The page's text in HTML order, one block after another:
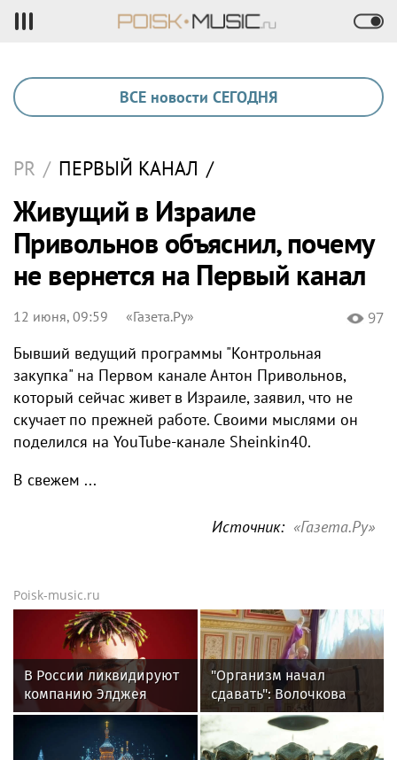
ВСЕ новости СЕГОДНЯ
PR / ПЕРВЫЙ КАНАЛ /
Живущий в Израиле
Привольнов объяснил, почему
не вернется на Первый канал
12 июня, 09:59 «Газета.Ру» 97
Бывший ведущий программы "Контрольная
закупка" на Первом канале Антон Привольнов,
который сейчас живет в Израиле, заявил, что не
скучает по прежней работе. Своими мыслями он
поделился на YouTube‑канале Sheinkin40.
В свежем ...
Источник: «Газета.Ру»
Poisk-music.ru
В России ликвидируют
компанию Элджея
"Организм начал
сдавать": Волочкова
раскрыла причину
отсутствия фотографий
со шпагатами